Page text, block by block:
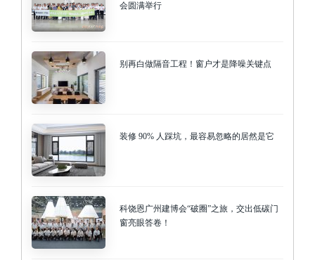
会圆满举行
别再白做隔音工程！窗户才是降噪关键点
装修 90% 人踩坑，最容易忽略的居然是它
科饶恩广州建博会“破圈”之旅，交出低碳门
窗亮眼答卷！